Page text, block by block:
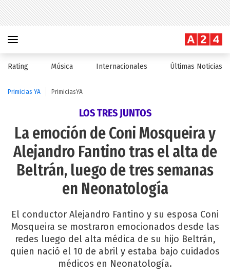
Rating Música Internacionales Últimas Noticias
Primicias YA PrimiciasYA
LOS TRES JUNTOS
La emoción de Coni Mosqueira y
Alejandro Fantino tras el alta de
Beltrán, luego de tres semanas
en Neonatología
El conductor Alejandro Fantino y su esposa Coni
Mosqueira se mostraron emocionados desde las
redes luego del alta médica de su hijo Beltrán,
quien nació el 10 de abril y estaba bajo cuidados
médicos en Neonatología.